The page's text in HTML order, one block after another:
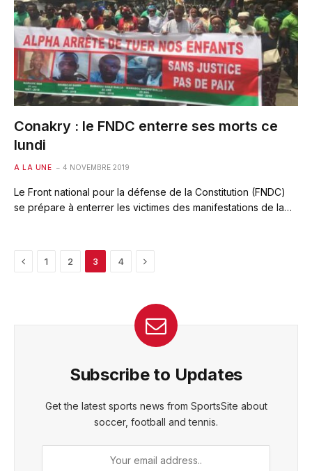
Conakry : le FNDC enterre ses morts ce
lundi
A LA UNE 4 NOVEMBRE 2019
Le Front national pour la défense de la Constitution (FNDC)
se prépare à enterrer les victimes des manifestations de la…
Previous
1 2 3 4 Next
Subscribe to Updates
Get the latest sports news from SportsSite about
soccer, football and tennis.